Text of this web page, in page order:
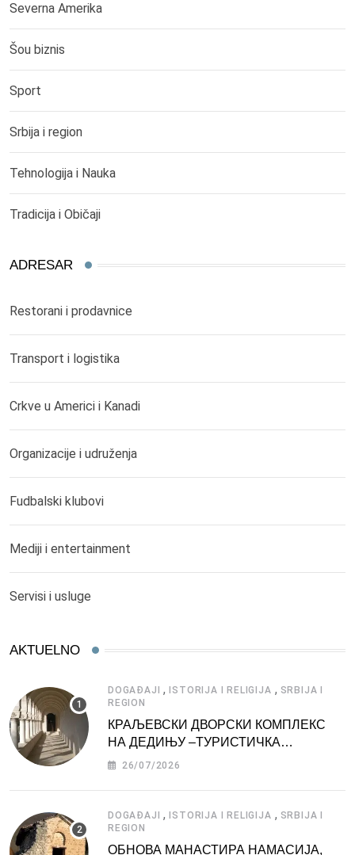
Severna Amerika
Šou biznis
Sport
Srbija i region
Tehnologija i Nauka
Tradicija i Običaji
ADRESAR
Restorani i prodavnice
Transport i logistika
Crkve u Americi i Kanadi
Organizacije i udruženja
Fudbalski klubovi
Mediji i entertainment
Servisi i usluge
AKTUELNO
DOGAĐAJI , ISTORIJA I RELIGIJA , SRBIJA I
REGION
КРАЉЕВСКИ ДВОРСКИ КОМПЛЕКС
НА ДЕДИЊУ –ТУРИСТИЧКА
АТРАКЦИЈА
26/07/2026
DOGAĐAJI , ISTORIJA I RELIGIJA , SRBIJA I
REGION
ОБНОВА МАНАСТИРА НАМАСИЈА,